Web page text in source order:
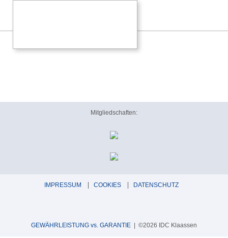
Mitgliedschaften:
IMPRESSUM COOKIES DATENSCHUTZ
GEWÄHRLEISTUNG vs. GARANTIE | ©2026 IDC Klaassen